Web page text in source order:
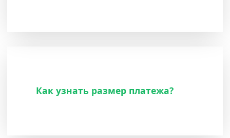
Как узнать размер платежа?